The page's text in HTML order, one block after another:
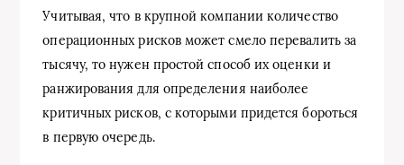
Учитывая, что в крупной компании количество
операционных рисков может смело перевалить за
тысячу, то нужен простой способ их оценки и
ранжирования для определения наиболее
критичных рисков, с которыми придется бороться
в первую очередь.